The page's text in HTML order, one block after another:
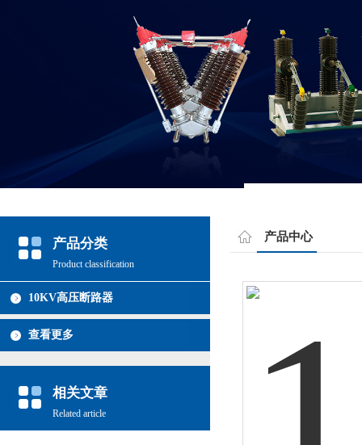
产品分类
Product classification
10KV高压断路器
查看更多
相关文章
Related article
产品中心